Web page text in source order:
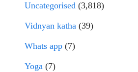
Uncategorised (3,818)
Vidnyan katha (39)
Whats app (7)
Yoga (7)